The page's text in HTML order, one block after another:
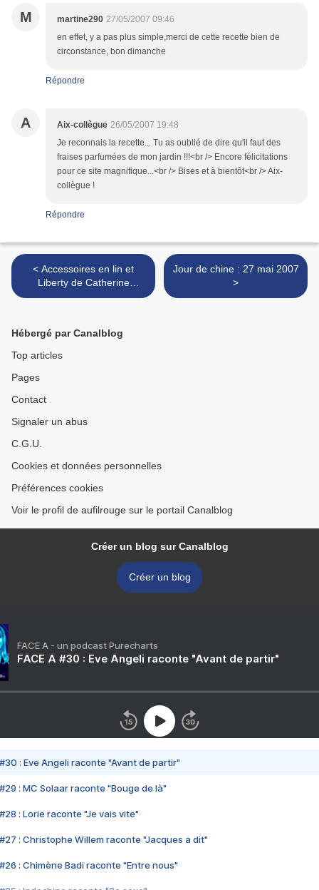
M martine290 27/05/2007 09:46
en effet, y a pas plus simple,merci de cette recette bien de
circonstance, bon dimanche
Répondre
A Aix-collègue 26/05/2007 19:48
Je reconnais la recette... Tu as oublié de dire qu'il faut des
fraises parfumées de mon jardin !!!<br /> Encore félicitations
pour ce site magnifique...<br /> Bises et à bientôt<br /> Aix-
collègue !
Répondre
< Accessoires en lin et
Liberty de Catherine
Rouchié
Jour de chine : 27 mai 2007
>
Hébergé par Canalblog
Top articles
Pages
Contact
Signaler un abus
C.G.U.
Cookies et données personnelles
Préférences cookies
Voir le profil de aufilrouge sur le portail Canalblog
Créer un blog sur Canalblog
Créer un blog
FACE A - un podcast Purecharts
FACE A #30 : Eve Angeli raconte "Avant de partir"
#30 : Eve Angeli raconte "Avant de partir"
#29 : MC Solaar raconte "Bouge de là"
#28 : Lorie raconte "Je vais vite"
#27 : Christophe Willem raconte "Jacques a dit"
#26 : Chimène Badi raconte "Entre nous"